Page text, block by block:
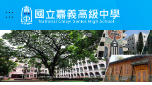
到
要
內
容
區
:::